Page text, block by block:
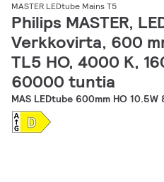
MASTER LEDtube Mains T5
Philips MASTER,
Verkkovirta, 600
TL5 HO, 4000 K,
60000 tuntia
MAS LEDtube 600mm HO 10.5W